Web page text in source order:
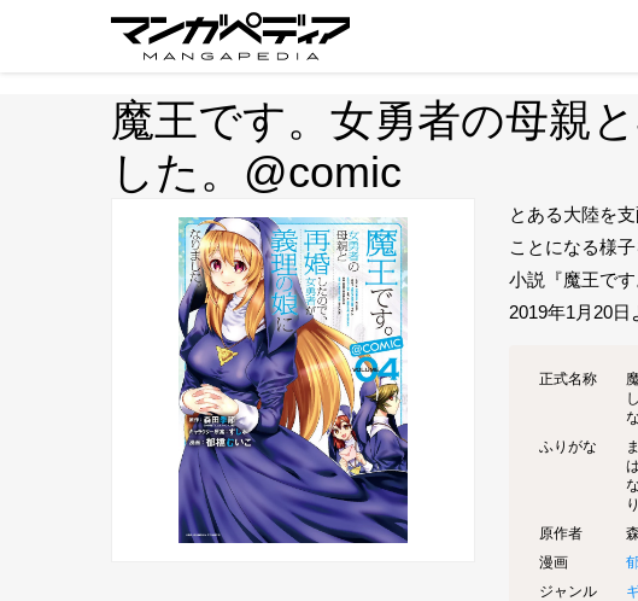
魔王です。女勇者の母親
した。@comic
とある大陸を
ことになる様
小説『魔王で
2019年1月20日
正式名称
ふりがな
原作者
漫画
ジャンル